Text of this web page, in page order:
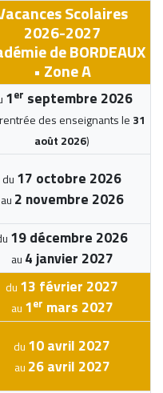
Scolaires
2026-2027
de BORDEAUX
• Zone A
1er septembre 2026
des enseignants le 31
août 2026)
du 17 octobre 2026
au 2 novembre 2026
19 décembre 2026
au 4 janvier 2027
du 13 février 2027
au 1er mars 2027
du 10 avril 2027
au 26 avril 2027